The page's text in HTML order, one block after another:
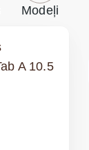
Modeļi
A 10.5